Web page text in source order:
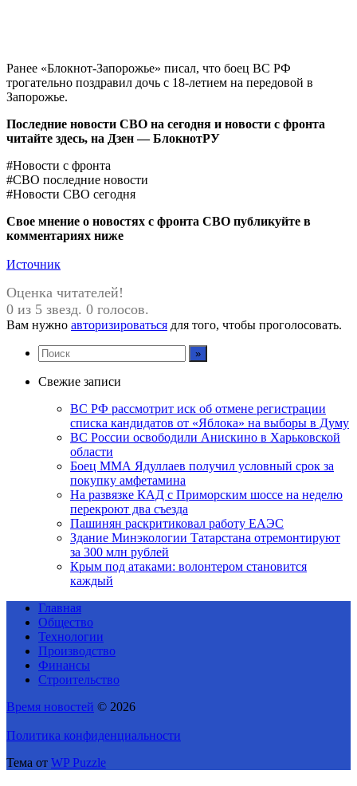
Ранее «Блокнот-Запорожье» писал, что боец ВС РФ
трогательно поздравил дочь с 18-летием на передовой в
Запорожье.
Последние новости СВО на сегодня и новости с фронта
читайте здесь, на Дзен — БлокнотРУ
#Новости с фронта
#СВО последние новости
#Новости СВО сегодня
Свое мнение о новостях с фронта СВО публикуйте в
комментариях ниже
Источник
Оценка читателей!
0 из 5 звезд. 0 голосов.
Вам нужно авторизироваться для того, чтобы проголосовать.
Свежие записи
ВС РФ рассмотрит иск об отмене регистрации
списка кандидатов от «Яблока» на выборы в Думу
ВС России освободили Анискино в Харьковской
области
Боец ММА Ядуллаев получил условный срок за
покупку амфетамина
На развязке КАД с Приморским шоссе на неделю
перекроют два съезда
Пашинян раскритиковал работу ЕАЭС
Здание Минэкологии Татарстана отремонтируют
за 300 млн рублей
Крым под атаками: волонтером становится
каждый
Главная
Общество
Технологии
Производство
Финансы
Строительство
Время новостей © 2026
Политика конфиденциальности
Тема от WP Puzzle